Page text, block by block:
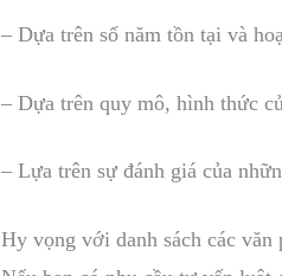
– Dựa trên số năm tồn tại và
– Dựa trên quy mô, hình thức
– Lựa trên sự đánh giá của
Hy vọng với danh sách các văn